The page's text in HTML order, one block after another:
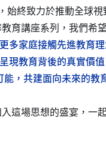
終致力於推動全球視
育講座系列，我們希望
多家庭接觸先進教育理
現教育背後的真實價值
，共建面向未來的教
這場思想的盛宴，一